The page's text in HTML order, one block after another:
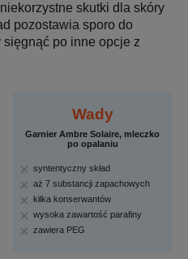
skutki dla skóry
pozostawia sporo do
po inne opcje z
Wady
Garnier Ambre Solaire, mleczko
po opalaniu
syntentyczny skład
aż 7 substancji zapachowych
kilka konserwantów
wysoka zawartość parafiny
zawiera PEG